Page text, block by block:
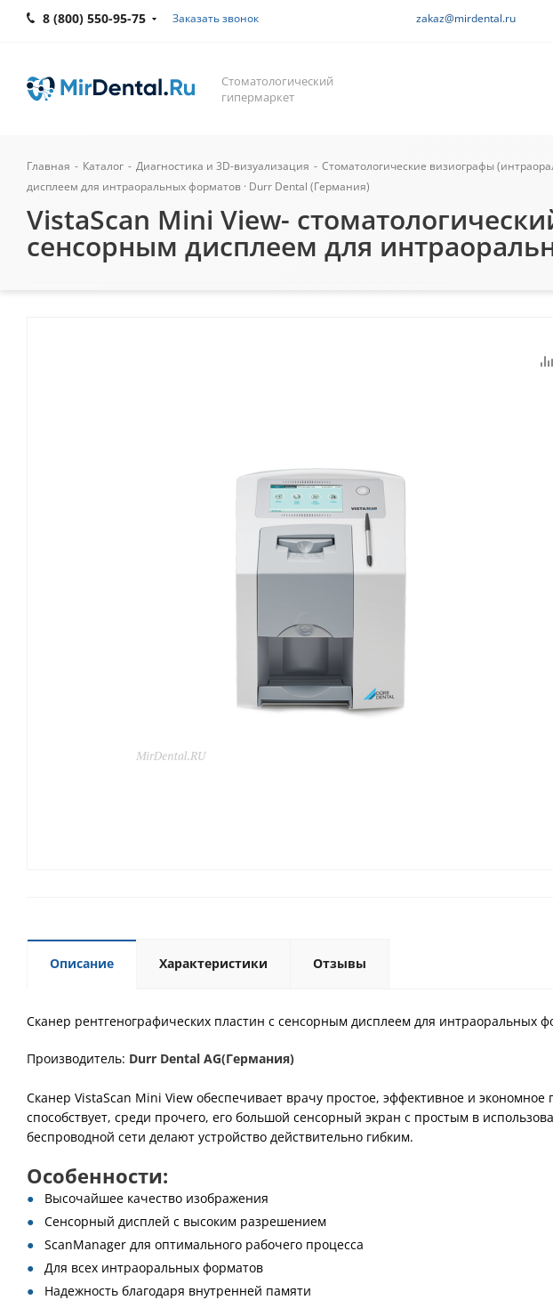
8 (800) 550-95-75 Заказать звонок zakaz@mirdental.ru
Стоматологический
гипермаркет
Главная - Каталог - Диагностика и 3D-визуализация - Стоматологические визиографы
дисплеем для интраоральных форматов · Durr Dental (Германия)
VistaScan Mini View-
сенсорным дисплеем для
Описание Характеристики Отзывы
Cканер рентгенографических пластин с сенсорным дисплеем для интраоральных
Производитель: Durr Dental AG(Германия)
Сканер VistaScan Mini View обеспечивает врачу простое, эффективное и
способствует, среди прочего, его большой сенсорный экран с простым в
беспроводной сети делают устройство действительно гибким.
Особенности:
Высочайшее качество изображения
Сенсорный дисплей с высоким разрешением
ScanManager для оптимального рабочего процесса
Для всех интраоральных форматов
Надежность благодаря внутренней памяти